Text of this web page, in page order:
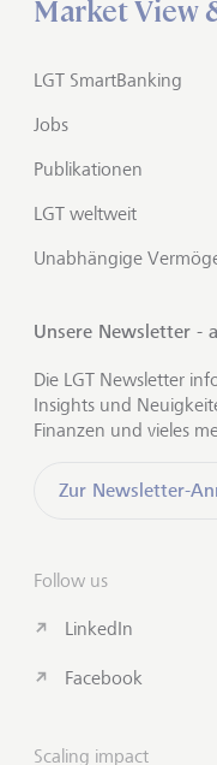
Market View
LGT SmartBanking
Jobs
Publikationen
LGT weltweit
Unabhängige
Unsere Newsletter -
Die LGT Newsletter
Insights und
Finanzen und vieles
Zur Newsletter-
Follow us
LinkedIn
Facebook
Scaling impact